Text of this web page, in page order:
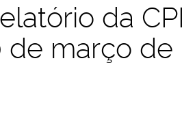
da
março de